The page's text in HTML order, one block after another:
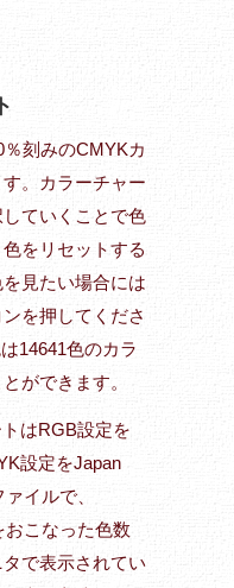
刻みのCMYKカ
。カラーチャー
ていくことで色
をリセットする
見たい場合には
を押してくださ
14641色のカラ
ができます。
はRGB設定を
設定をJapan
イルで、
こなった色数
で表示されてい